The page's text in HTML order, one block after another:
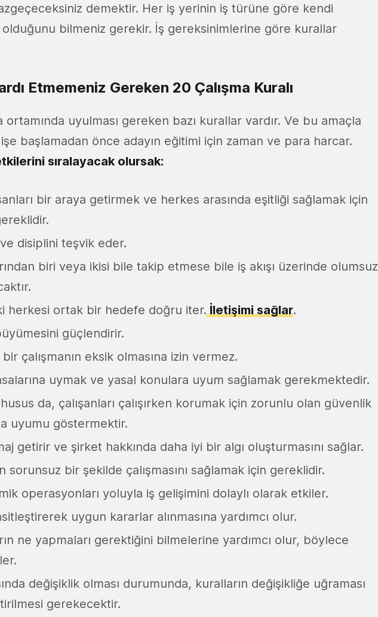
demektir. Her iş yerinin iş türüne göre kendi
olduğunu bilmeniz gerekir. İş gereksinimlerine göre kurallar
Etmemeniz Gereken 20 Çalışma Kuralı
ortamında uyulması gereken bazı kurallar vardır. Ve bu amaçla
başlamadan önce adayın eğitimi için zaman ve para harcar.
sıralayacak olursak:
bir araya getirmek ve herkes arasında eşitliği sağlamak için
disiplini teşvik eder.
biri veya ikisi bile takip etmese bile iş akışı üzerinde olumsuz
herkesi ortak bir hedefe doğru iter. İletişimi sağlar.
güçlendirir.
çalışmanın eksik olmasına izin vermez.
uymak ve yasal konulara uyum sağlamak gerekmektedir.
da, çalışanları çalışırken korumak için zorunlu olan güvenlik
uyumu göstermektir.
getirir ve şirket hakkında daha iyi bir algı oluşturmasını sağlar.
sorunsuz bir şekilde çalışmasını sağlamak için gereklidir.
operasyonları yoluyla iş gelişimini dolaylı olarak etkiler.
uygun kararlar alınmasına yardımcı olur.
ne yapmaları gerektiğini bilmelerine yardımcı olur, böylece
değişiklik olması durumunda, kuralların değişikliğe uğraması
gerekecektir.